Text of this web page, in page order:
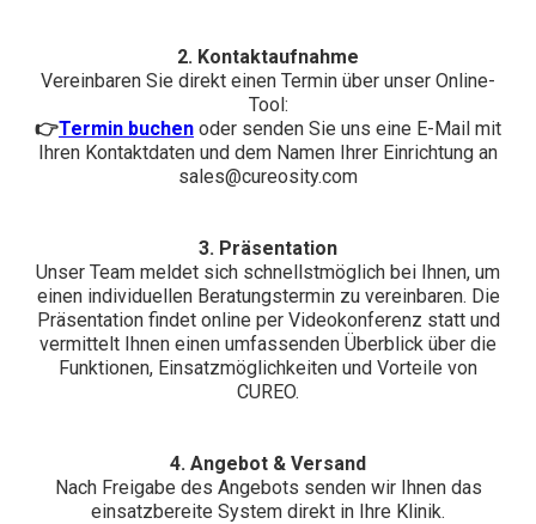
2. Kontaktaufnahme
Vereinbaren Sie direkt einen Termin über unser Online-
Tool:
👉Termin buchen oder senden Sie uns eine E-Mail mit
Ihren Kontaktdaten und dem Namen Ihrer Einrichtung an
sales@cureosity.com
3. Präsentation
Unser Team meldet sich schnellstmöglich bei Ihnen, um
einen individuellen Beratungstermin zu vereinbaren. Die
Präsentation findet online per Videokonferenz statt und
vermittelt Ihnen einen umfassenden Überblick über die
Funktionen, Einsatzmöglichkeiten und Vorteile von
CUREO.
4. Angebot & Versand
Nach Freigabe des Angebots senden wir Ihnen das
einsatzbereite System direkt in Ihre Klinik.